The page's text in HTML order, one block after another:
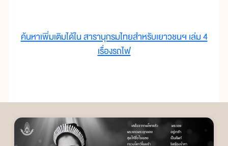
ค้นหาเพิ่มเติมได้ใน สารานุกรมไทยสำหรับเยาวชนฯ เล่ม 4
เรื่องรถไฟ